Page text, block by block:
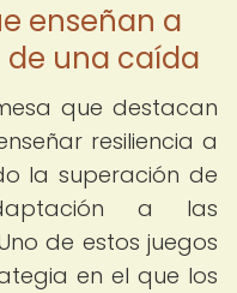
enseñan a
de una caída
que destacan
resiliencia a
la superación de
a las
de estos juegos
en el que los